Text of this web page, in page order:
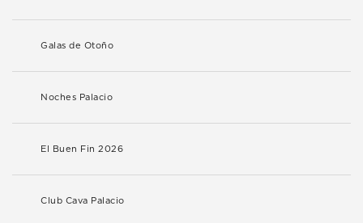
Galas de Otoño
Noches Palacio
El Buen Fin 2026
Club Cava Palacio